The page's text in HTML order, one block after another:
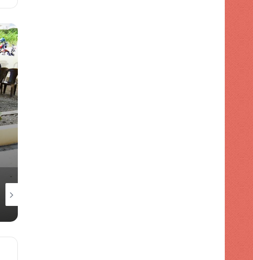
Dirección de FP retiró
Tobías Crespo acusó al gobierno de "engañar a la población" con préstamos con fines de seguridad vial